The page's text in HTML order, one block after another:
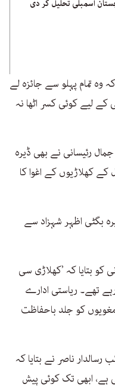
اسمبلی تحلیل کر دی
وہ تمام پہلو سے جائزہ لے
کے لیے کوئی کسر اٹھا نہ
رئیسانی نے بھی ڈیرہ
کھلاڑیوں کے اغوا کا
بگٹی اظہر شہزاد سے
کو بتایا کہ ’کھلاڑی سی
تھے۔ ریاستی ادارے
کو جلد باحفاظت
ناصر نے بتایا کہ
ہے، ابھی تک کوئی پیش